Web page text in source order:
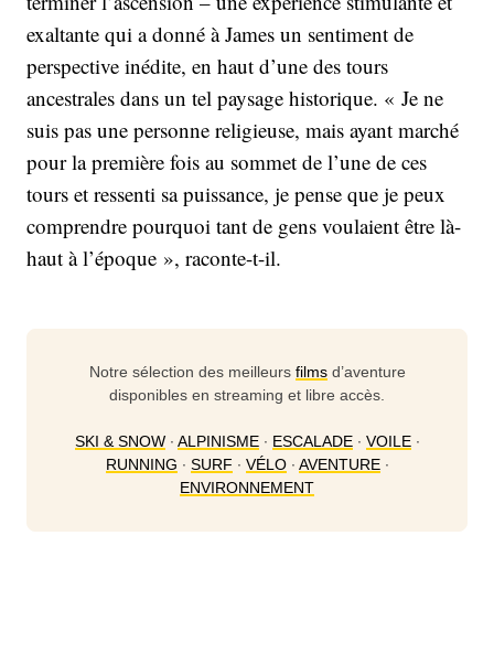
exaltante qui a donné à James un sentiment de
perspective inédite, en haut d’une des tours
ancestrales dans un tel paysage historique. « Je ne
suis pas une personne religieuse, mais ayant marché
pour la première fois au sommet de l’une de ces
tours et ressenti sa puissance, je pense que je peux
comprendre pourquoi tant de gens voulaient être là-
haut à l’époque », raconte-t-il.
Notre sélection des meilleurs filmsd’aventure
disponibles en streaming et libre accès.
SKI & SNOW∙ ALPINISME∙ ESCALADE∙ VOILE∙
RUNNING ∙ SURF ∙ VÉLO∙ AVENTURE∙
ENVIRONNEMENT